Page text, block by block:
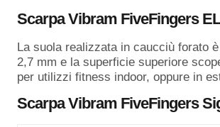
ScarpaVibram FiveFingers
La suola realizzata in caucciù forato
2,7 mm e la superficie superiore
per utilizzi fitness indoor, oppure in
ScarpaVibram FiveFingers